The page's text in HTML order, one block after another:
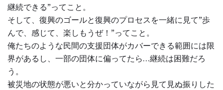
継続できる”ってこと。
そして、復興のゴールと復興のプロセスを一緒に見て”歩
んで、感じて、楽しもうぜ！”ってこと。
俺たちのような民間の支援団体がカバーできる範囲には限
界があるし、一部の団体に偏ってたら…継続は困難だろ
う。
被災地の状態が悪いと分かっていながら見て見ぬ振りした